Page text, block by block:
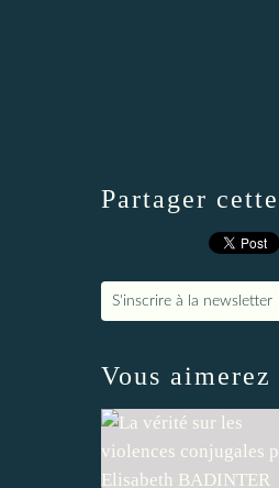
Partager
S'inscrire à la newsletter
Vous aimerez